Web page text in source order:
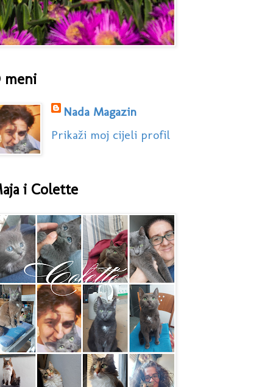
meni
Nada Magazin
Prikaži moj cijeli profil
i Colette